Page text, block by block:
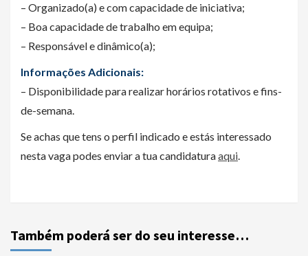
– Organizado(a) e com capacidade de iniciativa;
– Boa capacidade de trabalho em equipa;
– Responsável e dinâmico(a);
Informações Adicionais:
– Disponibilidade para realizar horários rotativos e fins-
de-semana.
Se achas que tens o perfil indicado e estás interessado
nesta vaga podes enviar a tua candidaturaaqui.
Também poderá ser do seu interesse…